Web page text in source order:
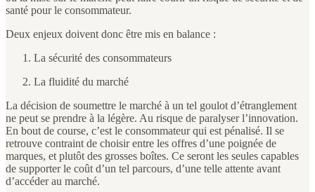
santé pour le consommateur.
Deux enjeux doivent donc être mis en balance :
La sécurité des consommateurs
La fluidité du marché
La décision de soumettre le marché à un tel goulot d’étranglement
ne peut se prendre à la légère. Au risque de paralyser l’innovation.
En bout de course, c’est le consommateur qui est pénalisé. Il se
retrouve contraint de choisir entre les offres d’une poignée de
marques, et plutôt des grosses boîtes. Ce seront les seules capables
de supporter le coût d’un tel parcours, d’une telle attente avant
d’accéder au marché.